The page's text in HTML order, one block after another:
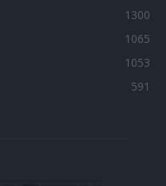
1300
1065
1053
591